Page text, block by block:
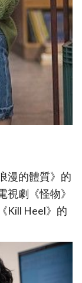
漫的體質》的
劇《怪物》
Kill Heel》的